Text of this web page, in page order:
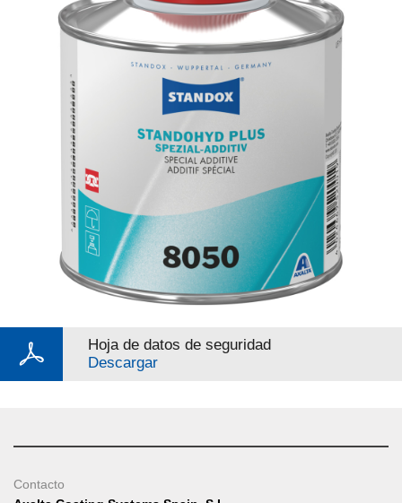
Hoja de datos de seguridad
Descargar
Contacto